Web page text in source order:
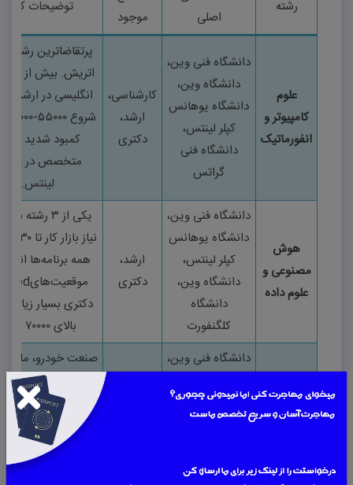
رشته
اصلی
موجود
توضیحات کامل
علوم
کامپیوتر و
انفورماتیک
دانشگاه فنی وین،
دانشگاه وین،
دانشگاه یوهانس
کپلر لینتس،
دانشگاه فنی
گراتس
کارشناسی،
ارشد،
دکتری
پرتقاضاترین رشته
اتریش. بیش از
انگلیسی در ارشد.
شروع ۵۵۰۰۰-۸۵۰۰۰
کمبود شدید
متخصص در وین
لینتس.
هوش
مصنوعی و
علوم داده
دانشگاه فنی وین،
دانشگاه یوهانس
کپلر لینتس،
دانشگاه وین،
دانشگاه
کلگنفورت
ارشد،
دکتری
یکی از ۳ رشته برتر
نیاز بازار کار تا۲۰۳۰.
همه برنامه‌ها
موقعیت‌های
دکتری بسیار زیاد.
بالای۷۰۰۰۰
مهندسی
مکانیک و
دانشگاه فنی وین،
گراتس، دانشگاه
مونتان لئوبن،
اینسبروک
صنعت خودرو،
و رباتیک اتریش
(شرکت‌هایی مثل
Magna
) نیروی
زیاد می‌خواهند.
۵۵۰۰۰-۷۰۰۰۰